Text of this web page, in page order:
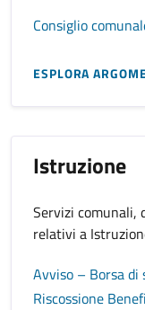
Consiglio
ESPLORA
Istruzione
Servizi comunali,
relativi a
Avviso – Borsa
Riscossione